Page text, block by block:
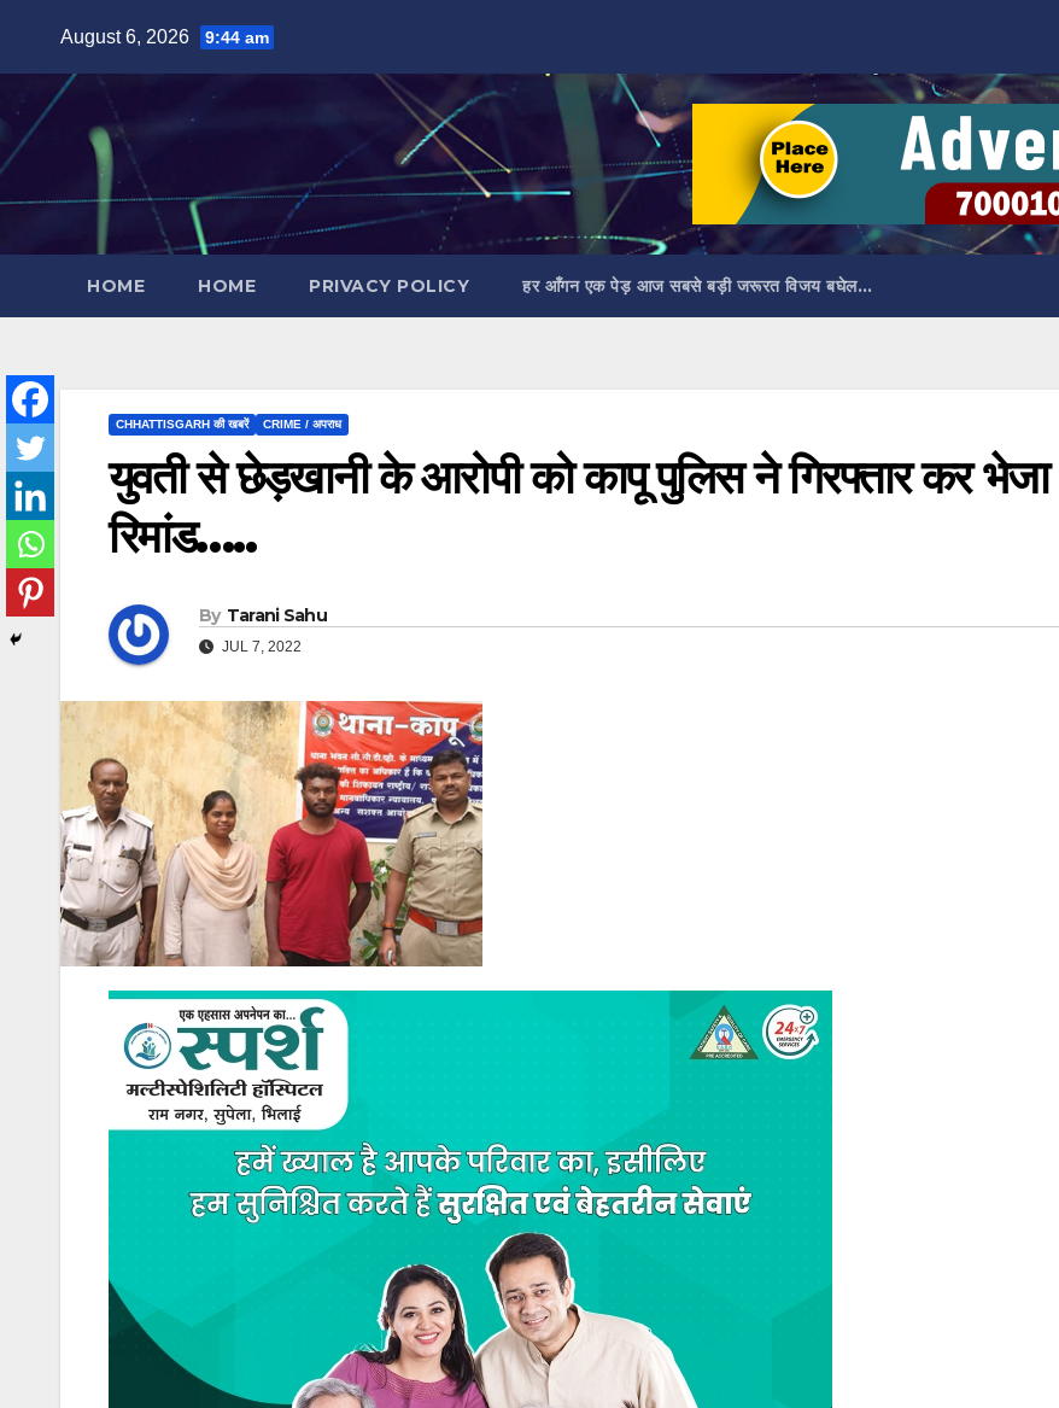
content
August 6, 2026 9:44 am
HOME HOME PRIVACY POLICY हर आँगन एक पेड़ आज सबसे बड़ी जरूरत विजय बघेल…
CHHATTISGARH की खबरें CRIME / अपराध
युवती से छेड़खानी के आरोपी को कापू पुलिस ने गिरफ्तार कर भेजा
रिमांड…..
By Tarani Sahu
JUL 7, 2022